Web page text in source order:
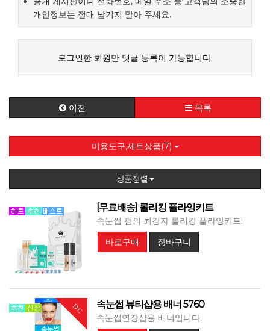
개인정보는 절대 남기지 말아 주세요.
로그인한 회원만 댓글 등록이 가능합니다.
이전 목록
미용도구,세트상품(7)
상품정렬
[무료배송] 롤리킹 플라잉키트
속눈썹 펌의 최강자 롤리킹 플라잉키트!
바로구매
장바구니
DC 속눈썹 뷰티샵용 배너 5760
속눈썹연장샵용 배너입니다.